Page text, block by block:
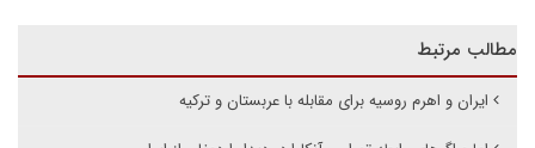
مطالب مرتبط
ایران و اهرم روسیه برای مقابله با عربستان و ترکیه